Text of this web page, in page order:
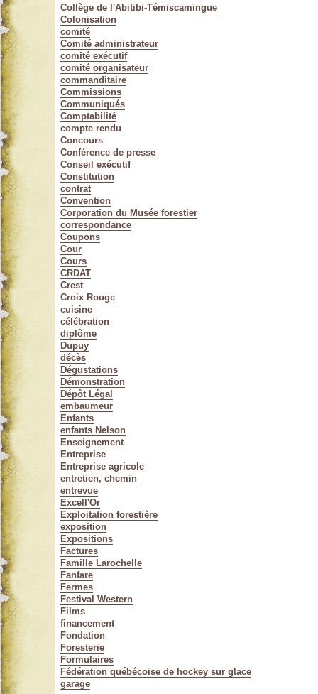
Collège de l'Abitibi-Témiscamingue
Colonisation
comité
Comité administrateur
comité exécutif
comité organisateur
commanditaire
Commissions
Communiqués
Comptabilité
compte rendu
Concours
Conférence de presse
Conseil exécutif
Constitution
contrat
Convention
Corporation du Musée forestier
correspondance
Coupons
Cour
Cours
CRDAT
Crest
Croix Rouge
cuisine
célébration
diplôme
Dupuy
décès
Dégustations
Démonstration
Dépôt Légal
embaumeur
Enfants
enfants Nelson
Enseignement
Entreprise
Entreprise agricole
entretien, chemin
entrevue
Excell'Or
Exploitation forestière
exposition
Expositions
Factures
Famille Larochelle
Fanfare
Fermes
Festival Western
Films
financement
Fondation
Foresterie
Formulaires
Fédération québécoise de hockey sur glace
garage